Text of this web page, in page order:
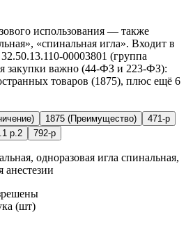
использования — также
«спинальная игла». Входит в
00003801 (группа
закупки важно (44-ФЗ и 223-ФЗ):
товаров (1875), плюс ещё 6
1875 (Преимущество)
471-р
р.2 792-р
одноразовая игла спинальная,
анестезии
(шт)